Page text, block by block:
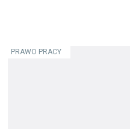
PRAWO PRACY